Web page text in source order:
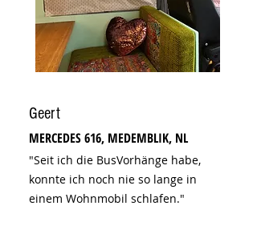
Geert
MERCEDES 616, MEDEMBLIK, NL
"Seit ich die BusVorhänge habe,
konnte ich noch nie so lange in
einem Wohnmobil schlafen."